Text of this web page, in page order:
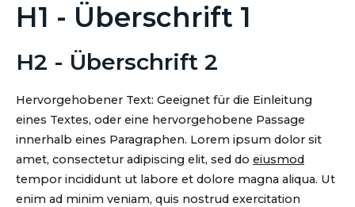
H1 - Überschrift 1
H2 - Überschrift 2
Hervorgehobener Text: Geeignet für die Einleitung
eines Textes, oder eine hervorgehobene Passage
innerhalb eines Paragraphen. Lorem ipsum dolor sit
amet, consectetur adipiscing elit, sed do eiusmod
tempor incididunt ut labore et dolore magna aliqua. Ut
enim ad minim veniam, quis nostrud exercitation